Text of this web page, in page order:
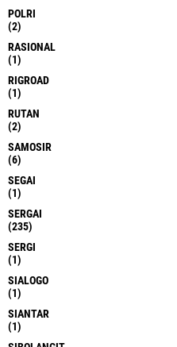
POLRI
(2)
RASIONAL
(1)
RIGROAD
(1)
RUTAN
(2)
SAMOSIR
(6)
SEGAI
(1)
SERGAI
(235)
SERGI
(1)
SIALOGO
(1)
SIANTAR
(1)